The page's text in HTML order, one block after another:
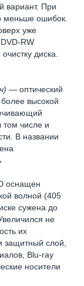
вариант. При
меньше ошибок.
уже
RW
диска.
— оптический
высокой
том числе и
В названии
оснащен
волной (405
сужена до
не
их
защитный слой,
Blu-ray
носители